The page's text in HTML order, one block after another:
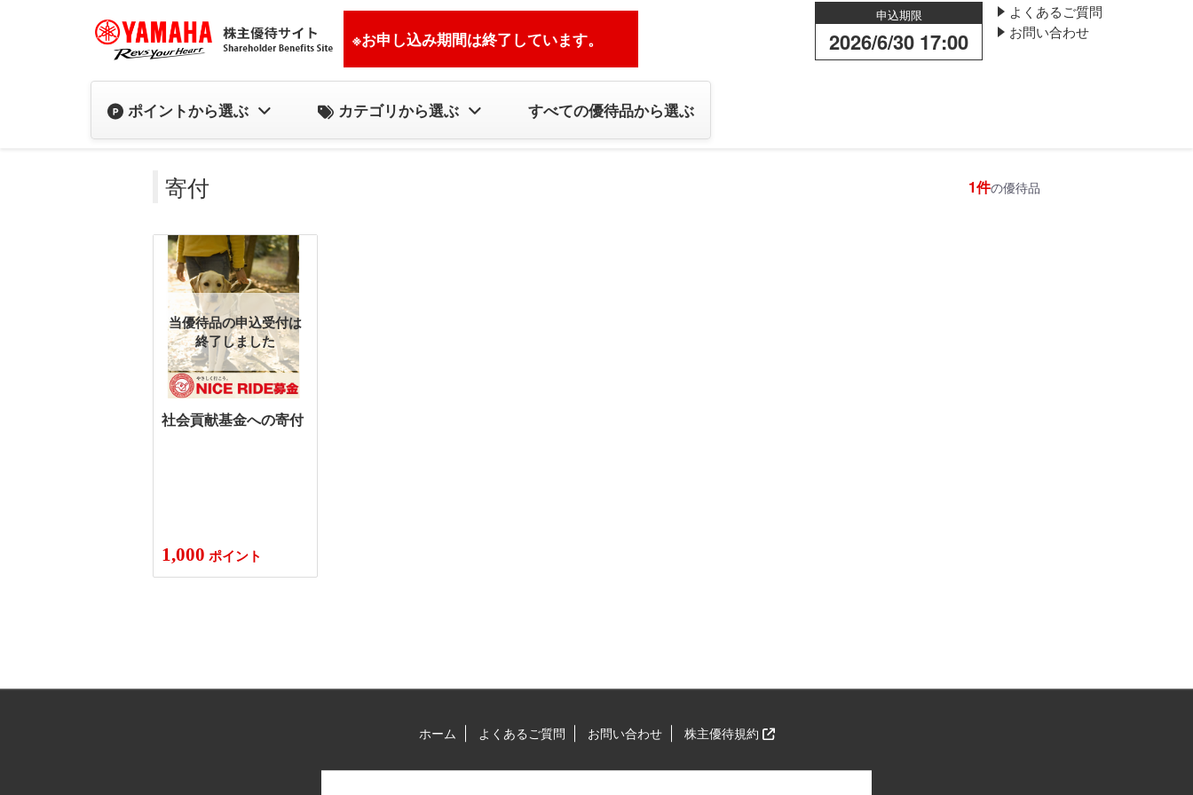
※お申し込み期間は終了しています。
申込期限
2026/6/30 17:00
よくあるご質問
お問い合わせ
ポイントから選ぶ カテゴリから選ぶ すべての優待品から選ぶ
寄付 1件の優待品
社会貢献基金への寄付
1,000 ポイント
当優待品の申込受付は
終了しました
ホーム よくあるご質問 お問い合わせ 株主優待規約